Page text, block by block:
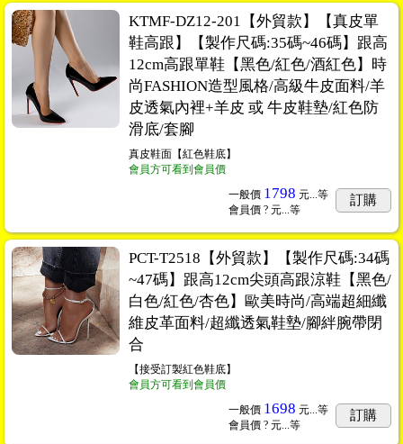
KTMF-DZ12-201【外貿款】【真皮單
鞋高跟】【製作尺碼:35碼~46碼】跟高
12cm高跟單鞋【黑色/紅色/酒紅色】時
尚FASHION造型風格/高級牛皮面料/羊
皮透氣內裡+羊皮 或 牛皮鞋墊/紅色防
滑底/套腳
真皮鞋面【紅色鞋底】
會員方可看到會員價
一般價 1798 元...等
會員價 ? 元...等
訂購
PCT-T2518【外貿款】【製作尺碼:34碼
~47碼】跟高12cm尖頭高跟涼鞋【黑色/
白色/紅色/杏色】歐美時尚/高端超細纖
維皮革面料/超纖透氣鞋墊/腳絆腕帶閉
合
【接受訂製紅色鞋底】
會員方可看到會員價
一般價 1698 元...等
會員價 ? 元...等
訂購